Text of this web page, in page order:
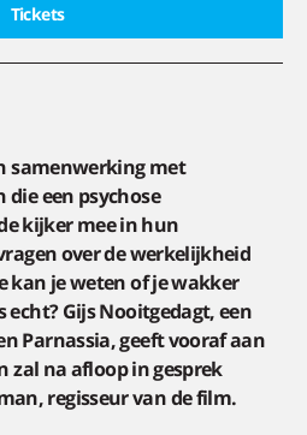
Tickets
samenwerking met
die een psychose
kijker mee in hun
over de werkelijkheid
kan je weten of je wakker
Gijs Nooitgedagt, een
Parnassia, geeft vooraf aan
zal na afloop in gesprek
regisseur van de film.